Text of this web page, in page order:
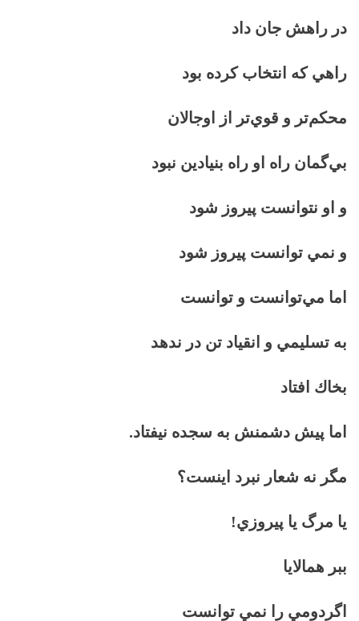
در راهش جان داد
راهي كه انتخاب كرده بود
محكم‌تر و قوي‌تر از اوجالان
بي‌گمان راه او راه بنيادين نبود
و او نتوانست پيروز شود
و نمي توانست پيروز شود
اما مي‌توانست و توانست
به تسليمي و انقياد تن در ندهد
بخاك افتاد
اما پیش دشمنش به سجده نيفتاد.
مگر نه شعار نبرد اينست؟
يا مرگ يا پيروزي!
ببر همالايا
اگردومي را نمي توانست